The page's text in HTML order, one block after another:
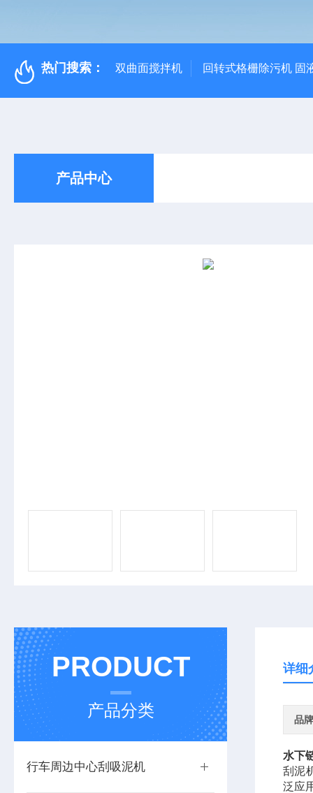
热门搜索： 双曲面搅拌机 回转式格栅除污机 固
产品中心
PRODUCT
产品分类
行车周边中心刮吸泥机
详细
品牌
水下
刮泥
泛应